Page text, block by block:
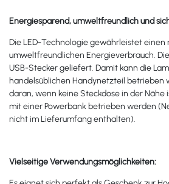
Energiesparend, umweltfreundlich und
Die LED-Technologie gewährleistet einen
umweltfreundlichen Energieverbrauch.
USB-Stecker geliefert. Damit kann die
handelsüblichen Handynetzteil betrieben
daran, wenn keine Steckdose in der Nähe
mit einer Powerbank betrieben werden
nicht im Lieferumfang enthalten).
Vielseitige Verwendungsmöglichkeiten: